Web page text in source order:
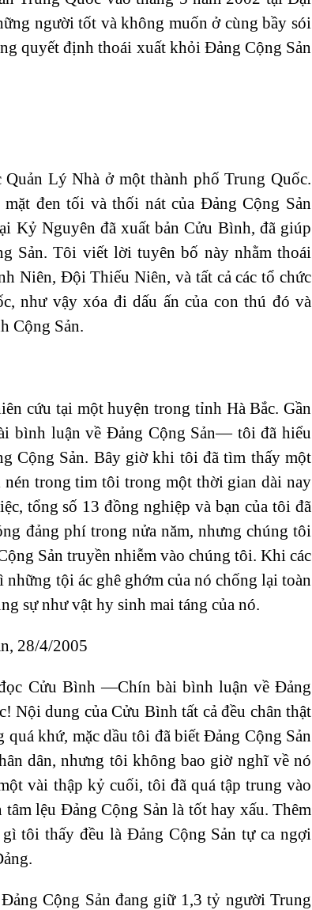
người tốt và không muốn ở cùng bầy sói
quyết định thoái xuất khỏi Đảng Cộng Sản
Lý Nhà ở một thành phố Trung Quốc.
đen tối và thối nát của Đảng Cộng Sản
Kỷ Nguyên đã xuất bản Cửu Bình, đã giúp
Sản. Tôi viết lời tuyên bố này nhằm thoái
Niên, Đội Thiếu Niên, và tất cả các tổ chức
như vậy xóa đi dấu ấn của con thú đó và
Cộng Sản.
cứu tại một huyện trong tỉnh Hà Bắc. Gần
bình luận về Đảng Cộng Sản— tôi đã hiểu
Cộng Sản. Bây giờ khi tôi đã tìm thấy một
trong tim tôi trong một thời gian dài nay
tổng số 13 đồng nghiệp và bạn của tôi đã
đảng phí trong nửa năm, nhưng chúng tôi
Sản truyền nhiễm vào chúng tôi. Khi các
tội ác ghê ghớm của nó chống lại toàn
sự như vật hy sinh mai táng của nó.
28/4/2005
Cửu Bình —Chín bài bình luận về Đảng
Nội dung của Cửu Bình tất cả đều chân thật
khứ, mặc dầu tôi đã biết Đảng Cộng Sản
dân, nhưng tôi không bao giờ nghĩ về nó
vài thập kỷ cuối, tôi đã quá tập trung vào
lệu Đảng Cộng Sản là tốt hay xấu. Thêm
tôi thấy đều là Đảng Cộng Sản tự ca ngợi
Cộng Sản đang giữ 1,3 tỷ người Trung